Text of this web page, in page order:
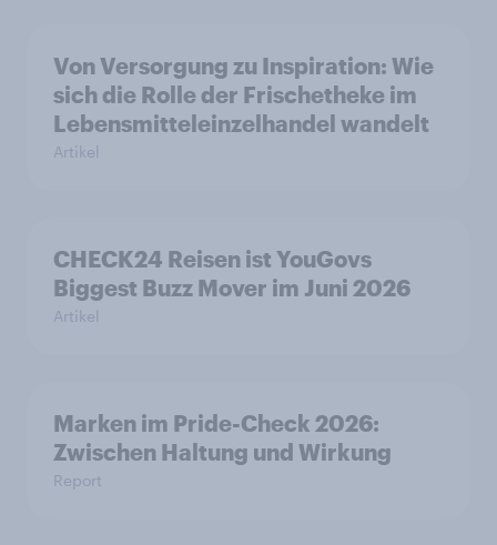
Von Versorgung zu Inspiration: Wie
sich die Rolle der Frischetheke im
Lebensmitteleinzelhandel wandelt
Artikel
CHECK24 Reisen ist YouGovs
Biggest Buzz Mover im Juni 2026
Artikel
Marken im Pride-Check 2026:
Zwischen Haltung und Wirkung
Report